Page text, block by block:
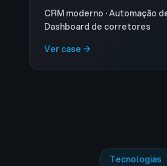
CRM moderno · Automação
Dashboard de corretores
Ver case →
Tecnologias